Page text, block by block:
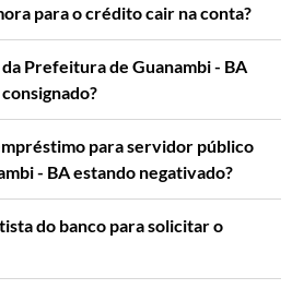
para o crédito cair na conta?
Prefeitura de Guanambi - BA
para servidor público
- BA estando negativado?
do banco para solicitar o